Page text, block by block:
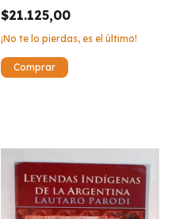
$21.125,00
¡No te lo pierdas, es el último!